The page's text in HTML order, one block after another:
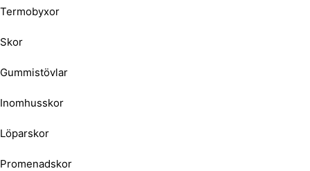
Termobyxor
Skor
Gummistövlar
Inomhusskor
Löparskor
Promenadskor